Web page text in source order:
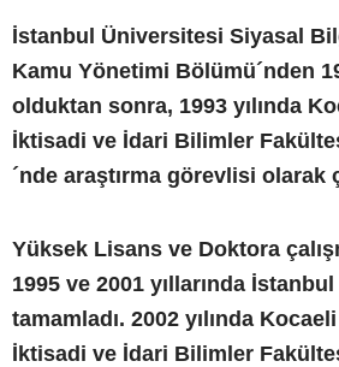
İstanbul Üniversitesi Siyasal
Kamu Yönetimi Bölümü´nden
olduktan sonra, 1993 yılında
İktisadi ve İdari Bilimler
´nde araştırma görevlisi olarak
Yüksek Lisans ve Doktora
1995 ve 2001 yıllarında
tamamladı. 2002 yılında
İktisadi ve İdari Bilimler